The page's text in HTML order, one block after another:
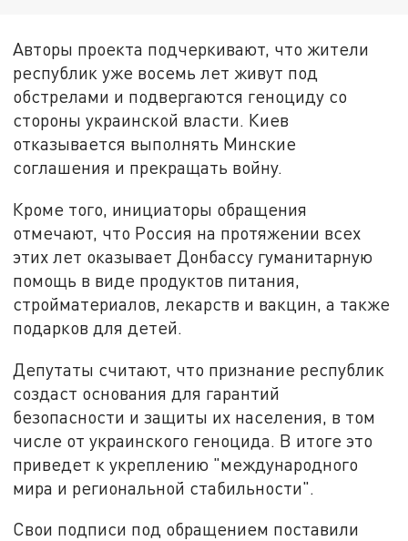
Авторы проекта подчеркивают, что жители
республик уже восемь лет живут под
обстрелами и подвергаются геноциду со
стороны украинской власти. Киев
отказывается выполнять Минские
соглашения и прекращать войну.
Кроме того, инициаторы обращения
отмечают, что Россия на протяжении всех
этих лет оказывает Донбассу гуманитарную
помощь в виде продуктов питания,
стройматериалов, лекарств и вакцин, а также
подарков для детей.
Депутаты считают, что признание республик
создаст основания для гарантий
безопасности и защиты их населения, в том
числе от украинского геноцида. В итоге это
приведет к укреплению "международного
мира и региональной стабильности".
Свои подписи под обращением поставили